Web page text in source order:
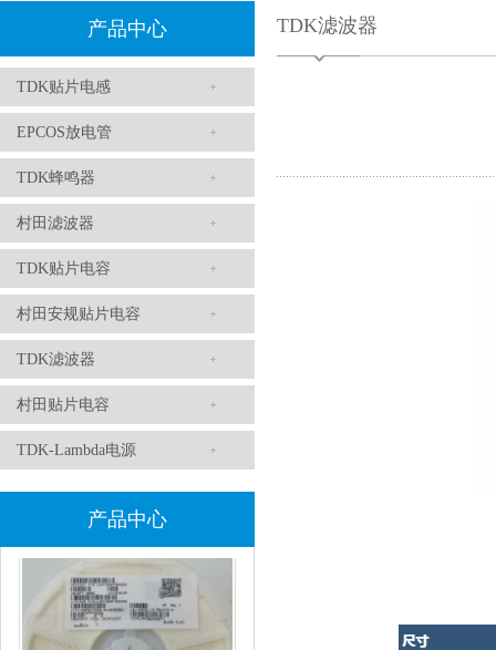
产品中心
TDK贴片电感
EPCOS放电管
TDK蜂鸣器
村田滤波器
TDK贴片电容
村田安规贴片电容
TDK滤波器
村田贴片电容
TDK-Lambda电源
产品中心
TDK滤波器ACM2012-202-2P-T002参数
村田磁珠BLM18AG102SH1D
TDK滤波器